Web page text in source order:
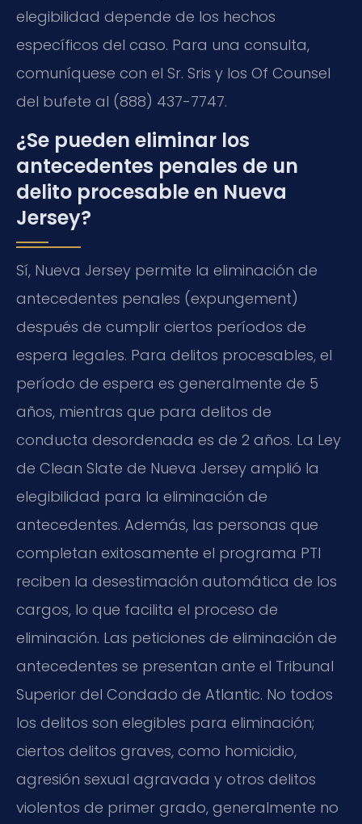
elegibilidad depende de los hechos
específicos del caso. Para una consulta,
comuníquese con el Sr. Sris y los Of Counsel
del bufete al (888) 437-7747.
¿Se pueden eliminar los
antecedentes penales de un
delito procesable en Nueva
Jersey?
Sí, Nueva Jersey permite la eliminación de
antecedentes penales (expungement)
después de cumplir ciertos períodos de
espera legales. Para delitos procesables, el
período de espera es generalmente de 5
años, mientras que para delitos de
conducta desordenada es de 2 años. La Ley
de Clean Slate de Nueva Jersey amplió la
elegibilidad para la eliminación de
antecedentes. Además, las personas que
completan exitosamente el programa PTI
reciben la desestimación automática de los
cargos, lo que facilita el proceso de
eliminación. Las peticiones de eliminación de
antecedentes se presentan ante el Tribunal
Superior del Condado de Atlantic. No todos
los delitos son elegibles para eliminación;
ciertos delitos graves, como homicidio,
agresión sexual agravada y otros delitos
violentos de primer grado, generalmente no